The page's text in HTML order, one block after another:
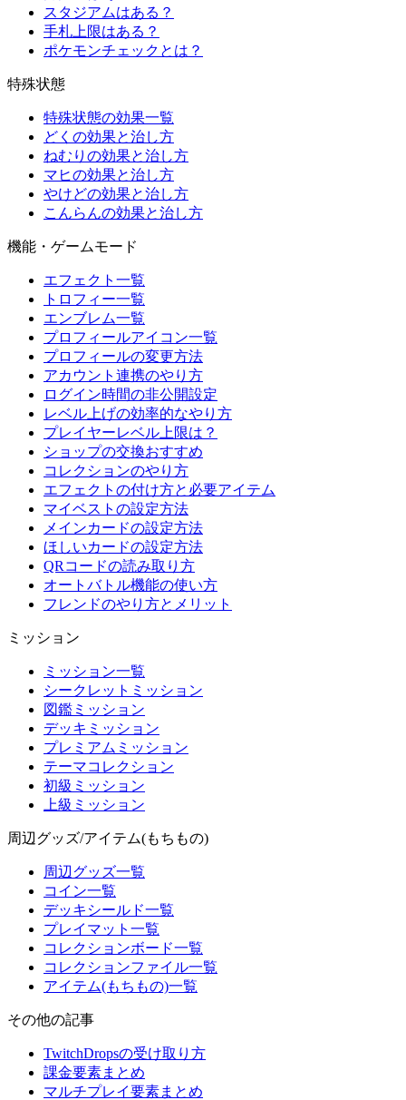
スタジアムはある？
手札上限はある？
ポケモンチェックとは？
特殊状態
特殊状態の効果一覧
どくの効果と治し方
ねむりの効果と治し方
マヒの効果と治し方
やけどの効果と治し方
こんらんの効果と治し方
機能・ゲームモード
エフェクト一覧
トロフィー一覧
エンブレム一覧
プロフィールアイコン一覧
プロフィールの変更方法
アカウント連携のやり方
ログイン時間の非公開設定
レベル上げの効率的なやり方
プレイヤーレベル上限は？
ショップの交換おすすめ
コレクションのやり方
エフェクトの付け方と必要アイテム
マイベストの設定方法
メインカードの設定方法
ほしいカードの設定方法
QRコードの読み取り方
オートバトル機能の使い方
フレンドのやり方とメリット
ミッション
ミッション一覧
シークレットミッション
図鑑ミッション
デッキミッション
プレミアムミッション
テーマコレクション
初級ミッション
上級ミッション
周辺グッズ/アイテム(もちもの)
周辺グッズ一覧
コイン一覧
デッキシールド一覧
プレイマット一覧
コレクションボード一覧
コレクションファイル一覧
アイテム(もちもの)一覧
その他の記事
TwitchDropsの受け取り方
課金要素まとめ
マルチプレイ要素まとめ